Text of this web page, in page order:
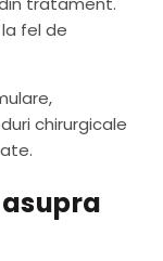
fel de
chirurgicale